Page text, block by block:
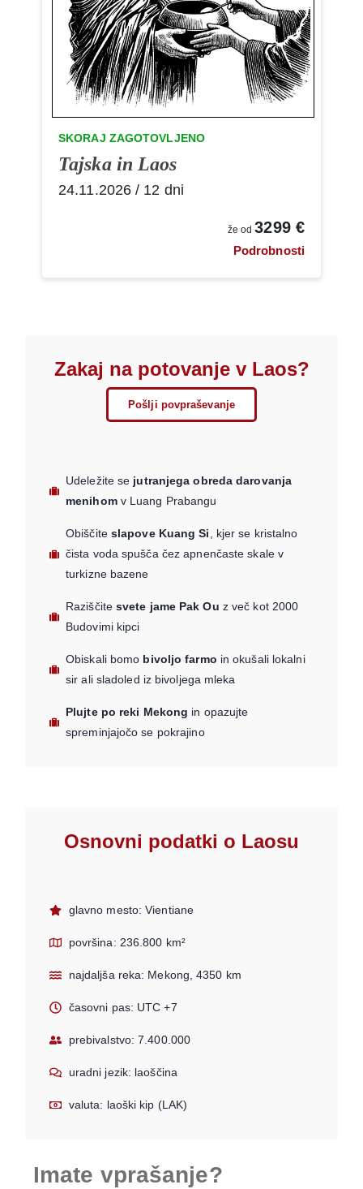
SKORAJ ZAGOTOVLJENO
Tajska in Laos
24.11.2026 / 12 dni
že od3299 €
Podrobnosti
Zakaj na potovanje v Laos?
Pošlji povpraševanje
Udeležite se jutranjega obreda darovanja
menihomv Luang Prabangu
Obiščite slapove Kuang Si, kjer se kristalno
čista voda spušča čez apnenčaste skale v
turkizne bazene
Raziščite svete jame Pak Ou z več kot 2000
Budovimi kipci
Obiskali bomo bivoljo farmo in okušali lokalni
sir ali sladoled iz bivoljega mleka
Plujte po reki Mekong in opazujte
spreminjajočo se pokrajino
Osnovni podatki o Laosu
glavno mesto: Vientiane
površina: 236.800 km²
najdaljša reka: Mekong, 4350 km
časovni pas: UTC +7
prebivalstvo: 7.400.000
uradni jezik: laoščina
valuta: laoški kip (LAK)
Imate vprašanje?